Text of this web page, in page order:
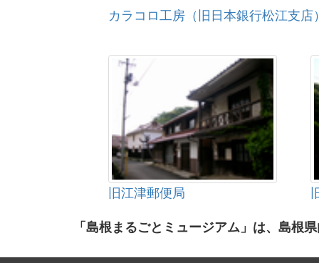
カラコロ工房（旧日本銀行松江支店
旧江津郵便局
「島根まるごとミュージアム」は、島根